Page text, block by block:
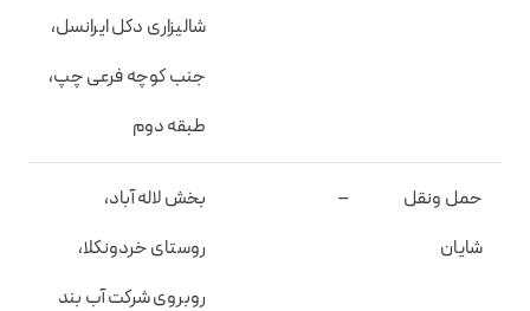
شالیزاری دکل ایرانسل،
جنب کوچه فرعی چپ،
طبقه دوم
حمل ونقل
شایان
–
بخش لاله آباد،
روستای خردونکلا،
روبروی شرکت آب بند